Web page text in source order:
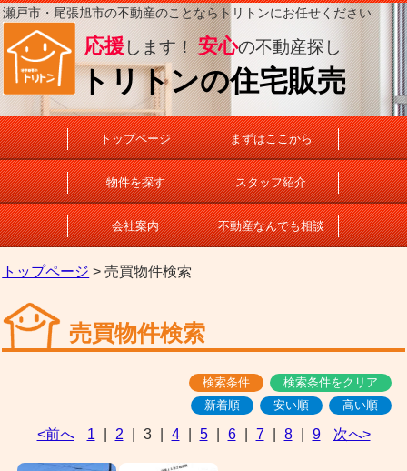
瀬戸市・尾張旭市の不動産のことならトリトンにお任せください
応援 します！安心の不動産探し
トリトンの住宅販売
トップページ まずはここから
物件を探す スタッフ紹介
会社案内 不動産なんでも相談
トップページ > 売買物件検索
売買物件検索
検索条件
検索条件をクリア
新着順
安い順 高い順
<前へ 1 2 3 4 5 6 7 8 9 次へ>